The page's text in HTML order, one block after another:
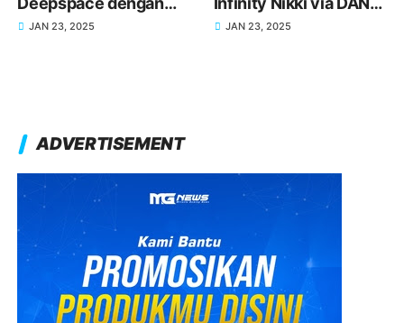
DANA, Dapatkan Item
JAN 23, 2025
untuk Koleksi Outfit
JAN 23, 2025
ADVERTISEMENT